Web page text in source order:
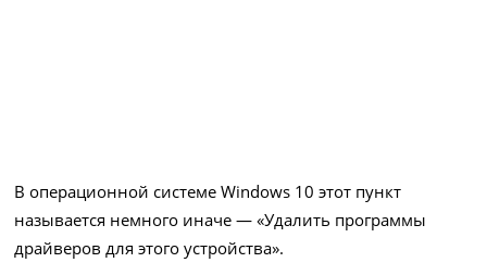
В операционной системе Windows 10 этот пункт
называется немного иначе — «Удалить программы
драйверов для этого устройства».